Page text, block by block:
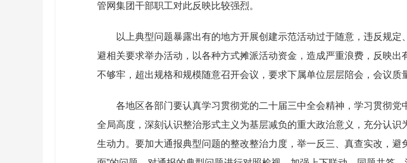
管网集团干部职工对此反映比较强烈。
以上典型问题暴露出有的地方开展创建示范活动过于随意，违反规
避相关要求举办活动，以各种方式摊派活动资金，造成严重浪费，反映
不够牢，超出规格和规模随意召开会议，要求下属单位层层陪会，会议质
各地区各部门要认真学习贯彻党的二十届三中全会精神，学习贯彻
全局高度，深刻认识整治形式主义为基层减负的重大政治意义，充分认
生动力。要加大通报典型问题的整改整治力度，举一反三、真查实改，